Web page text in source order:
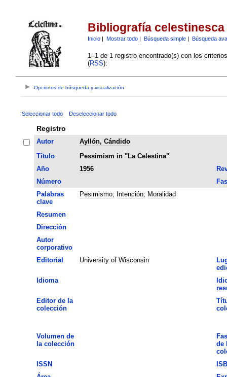
Bibliografía celestinesca
Inicio| Mostrar todo| Búsqueda simple| Búsqueda
1–1 de 1 registro encontrado(s) con los
(RSS):
Opciones de búsqueda y visualización
Seleccionar todo Deseleccionar todo
Registro
Autor
Ayllón, Cándido
Título
Pessimism in "La Celestina"
Año
1956
Número
Palabras
clave
Pesimismo; Intención; Moralidad
Resumen
Dirección
Autor
corporativo
Editorial
University of Wisconsin
Idioma
Editor de la
colección
Volumen de
la colección
de
ISSN